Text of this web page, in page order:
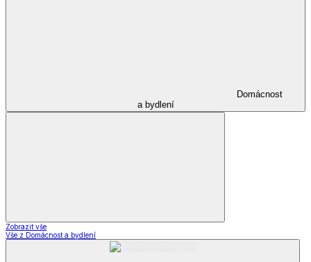
Domácnost
a bydlení
Zobrazit vše
Vše z Domácnost a bydlení